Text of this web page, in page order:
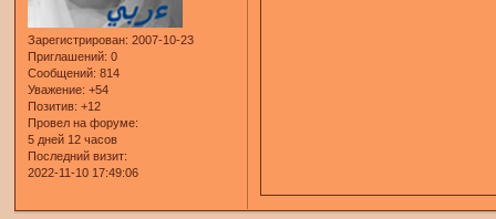
Зарегистрирован: 2007-10-23
Приглашений: 0
Сообщений: 814
Уважение: +54
Позитив: +12
Провел на форуме:
5 дней 12 часов
Последний визит:
2022-11-10 17:49:06